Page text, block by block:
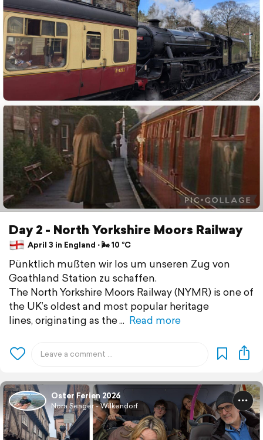
Day 2 - North Yorkshire Moors Railway
April 3 in England ⋅ 🌬 10 °C
Pünktlich mußten wir los um unseren Zug von
Goathland Station zu schaffen.
The North Yorkshire Moors Railway (NYMR) is one of
the UK’s oldest and most popular heritage
lines, originating as the
Read more
Oster Ferien 2026
Nora Seager - Wilkendorf